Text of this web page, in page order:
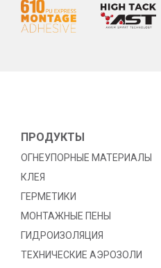
ПРОДУКТЫ
ОГНЕУПОРНЫЕ МАТЕРИАЛЫ
КЛЕЯ
ГЕРМЕТИКИ
МОНТАЖНЫЕ ПЕНЫ
ГИДРОИЗОЛЯЦИЯ
TЕХНИЧЕСКИЕ АЭРОЗОЛИ